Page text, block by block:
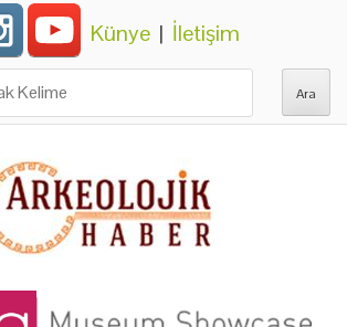
Künye | İletişim